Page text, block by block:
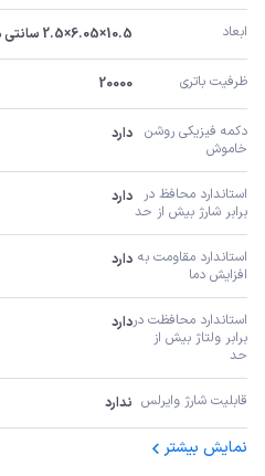
ابعاد 10.5×6.05×2.5 سانتی متر
ظرفیت باتری 20000
خاموش
دارد
برابر شارژ بیش از حد
دارد
افزایش دما
دارد
استاندارد محافظت در
حد
دارد
قابلیت شارژ وایرلس ندارد
نمایش بیشتر